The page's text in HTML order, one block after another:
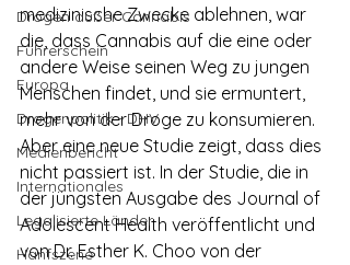
Drogen außer Cannabis
Führerschein
Europa
Drogenpolitik - DHV
Medienbericht
Internationales
Legalisierte Länder
Hanfszene
medizinische Zwecke ablehnen, war
die, dass Cannabis auf die eine oder
andere Weise seinen Weg zu jungen
Menschen findet, und sie ermuntert,
mehr von der Droge zu konsumieren.
Aber eine neue Studie zeigt, dass dies
nicht passiert ist. In der Studie, die in
der jüngsten Ausgabe des Journal of
Adolescent Health veröffentlicht und
von Dr. Esther K. Choo von der